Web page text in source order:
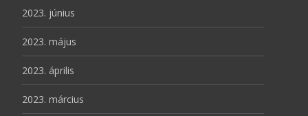
2023. június
2023. május
2023. április
2023. március